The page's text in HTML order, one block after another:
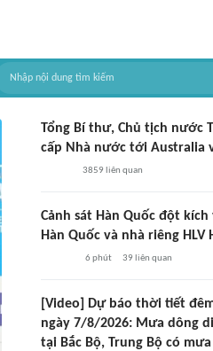
Tổng Bí thư, Chủ tịch nước
cấp Nhà nước tới Australia
3859 liên quan
Cảnh sát Hàn Quốc đột
Hàn Quốc và nhà riêng HLV
6 phút 39 liên quan
[Video] Dự báo thời tiết
ngày 7/8/2026: Mưa dông
tại Bắc Bộ, Trung Bộ có